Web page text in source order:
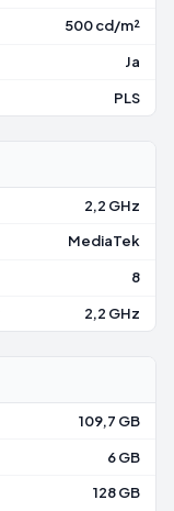
500 cd/m²
Ja
PLS
2,2 GHz
MediaTek
8
2,2 GHz
109,7 GB
6 GB
128 GB